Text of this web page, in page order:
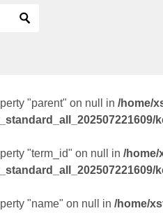
"parent" on null in /home/
"term_id" on null in /home/
"name" on null in /home/